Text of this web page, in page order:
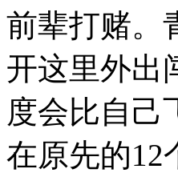
前辈打赌。
开这里外出
度会比自己
在原先的12